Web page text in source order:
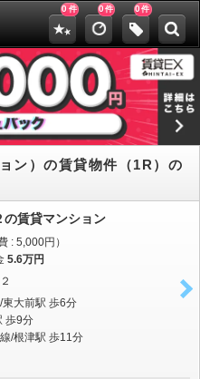
0 件 0件 0件
ン）の賃貸物件（1R）の
の賃貸マンション
: 5,000円）
5.6万円
大前駅 歩6分
歩9分
/根津駅 歩11分